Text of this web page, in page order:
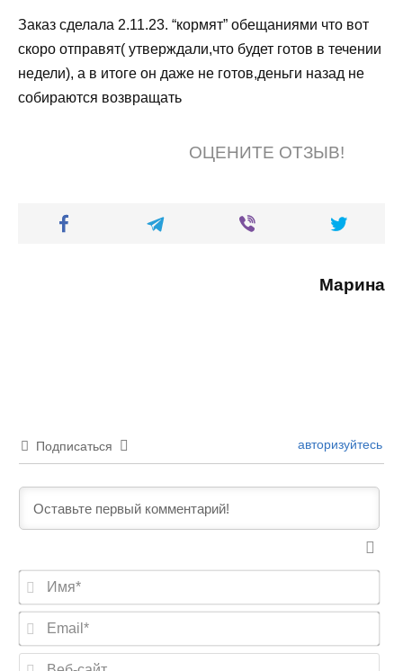
Заказ сделала 2.11.23. “кормят” обещаниями что вот
скоро отправят( утверждали,что будет готов в течении
недели), а в итоге он даже не готов,деньги назад не
собираются возвращать
ОЦЕНИТЕ ОТЗЫВ!
Марина
Подписаться авторизуйтесь
И
я
E
a